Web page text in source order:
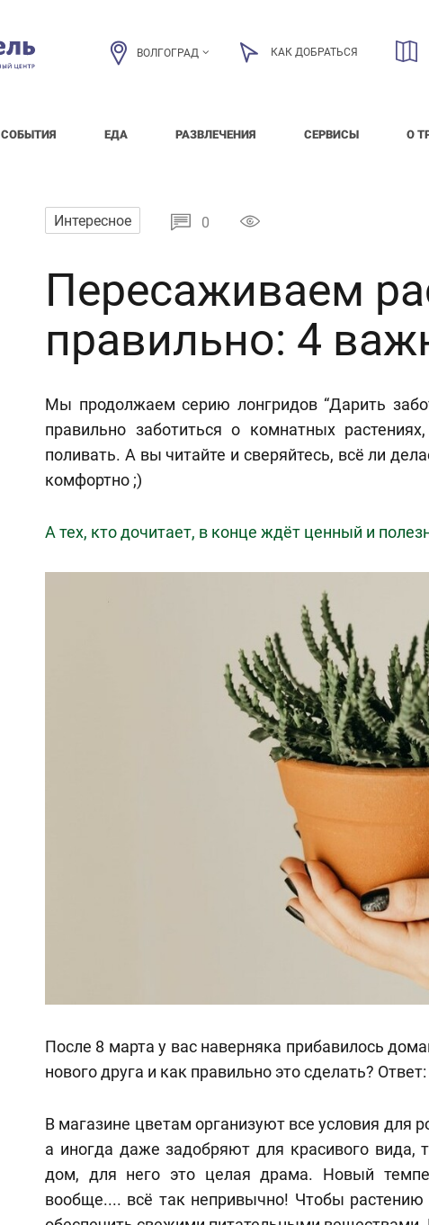
ВОЛГОГРАД КАК ДОБРАТЬСЯ
СОБЫТИЯ ЕДА РАЗВЛЕЧЕНИЯ СЕРВИСЫ О
Интересное 0
Пересаживаем
правильно: 4
Мы продолжаем серию лонгридов “Дарить
правильно заботиться о комнатных
поливать. А вы читайте и сверяйтесь, всё ли
комфортно ;)
А тех, кто дочитает, в конце ждёт ценный и
После 8 марта у вас наверняка прибавилось
нового друга и как правильно это сделать?
В магазине цветам организуют все условия для
а иногда даже задобряют для красивого вида,
дом, для него это целая драма. Новый
вообще.... всё так непривычно! Чтобы